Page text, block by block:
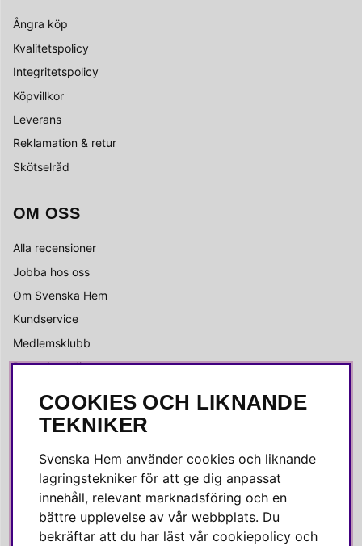
Ångra köp
Kvalitetspolicy
Integritetspolicy
Köpvillkor
Leverans
Reklamation & retur
Skötselråd
OM OSS
Alla recensioner
Jobba hos oss
Om Svenska Hem
Kundservice
Medlemsklubb
Press & media
SOCIALA MEDIER
Instagram
Linkedin
Pinterest
COOKIES OCH LIKNANDE
TEKNIKER
Svenska Hem använder cookies och liknande
lagringstekniker för att ge dig anpassat
innehåll, relevant marknadsföring och en
bättre upplevelse av vår webbplats. Du
bekräftar att du har läst vår cookiepolicy och